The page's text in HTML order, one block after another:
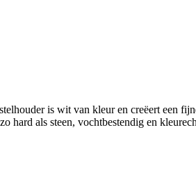
is wit van kleur en creëert een
als steen, vochtbestendig en